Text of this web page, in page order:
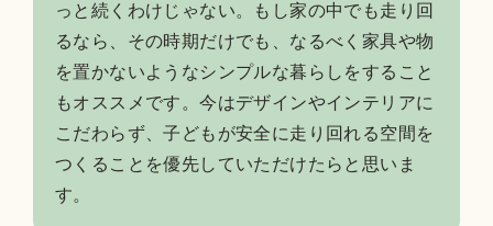
っと続くわけじゃない。もし家の中でも走り回
るなら、その時期だけでも、なるべく家具や物
を置かないようなシンプルな暮らしをすること
もオススメです。今はデザインやインテリアに
こだわらず、子どもが安全に走り回れる空間を
つくることを優先していただけたらと思いま
す。